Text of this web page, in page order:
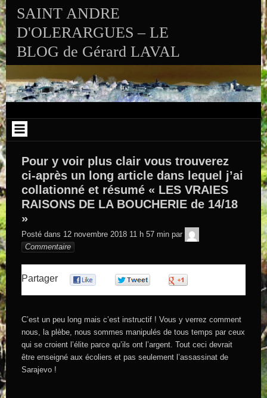
SAINT ANDRE
D'OLERARGUES – LE
BLOG de Gérard LAVAL
Pour y voir plus clair vous trouverez
ci-après un long article dans lequel j’ai
collationné et résumé « LES VRAIES
RAISONS DE LA BOUCHERIE de 14/18
»
Posté dans 12 novembre 2018 11 h 57 min par
Commentaire
Partager
C’est un peu long mais c’est instructif ! Vous y verrez comment
nous, la plèbe, nous sommes manipulés de tous temps par ceux
qui se croient l’élite parce qu’ils ont l’argent. Tout ceci devrait
être enseigné aux écoliers et pas seulement l’assassinat de
Sarajevo !